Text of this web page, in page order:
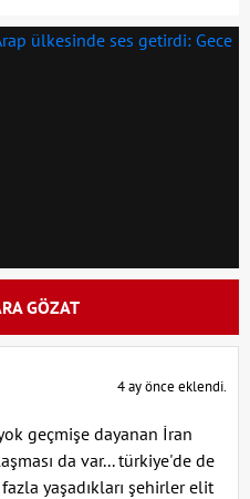
GÖZAT
4 ay önce eklendi.
geçmişe dayanan İran
da var... türkiye'de de
yaşadıkları şehirler elit